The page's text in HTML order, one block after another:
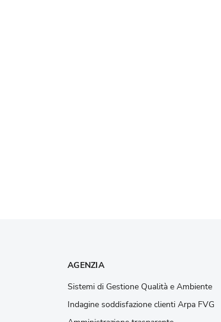
AGENZIA
Sistemi di Gestione Qualità e Ambiente
Indagine soddisfazione clienti Arpa FVG